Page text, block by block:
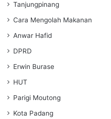
Tanjungpinang
Cara Mengolah Makanan
Anwar Hafid
DPRD
Erwin Burase
HUT
Parigi Moutong
Kota Padang